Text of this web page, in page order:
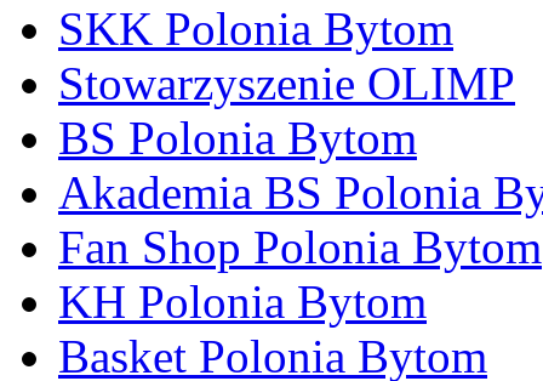
SKK Polonia Bytom
Stowarzyszenie OLIMP
BS Polonia Bytom
Akademia BS Polonia
Fan Shop Polonia Bytom
KH Polonia Bytom
Basket Polonia Bytom